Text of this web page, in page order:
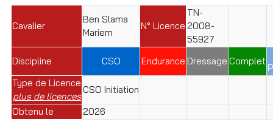
Cavalier
Ben Slama
Mariem
N° Licence
TN-
2008-
55927
Discipline
CSO Endurance Dressage Complet
Type de Licence
plus de licences
CSO Initiation
Obtenu le
2026